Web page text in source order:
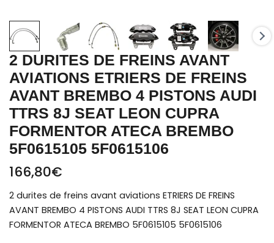
2 DURITES DE FREINS AVANT
AVIATIONS ETRIERS DE FREINS
AVANT BREMBO 4 PISTONS AUDI
TTRS 8J SEAT LEON CUPRA
FORMENTOR ATECA BREMBO
5F0615105 5F0615106
166,80€
2 durites de freins avant aviations ETRIERS DE FREINS
AVANT BREMBO 4 PISTONS AUDI TTRS 8J SEAT LEON CUPRA
FORMENTOR ATECA BREMBO 5F0615105 5F0615106
CUPRA
FORMENTOR
ATECA
BREMBO
5F0615105
5F0615106